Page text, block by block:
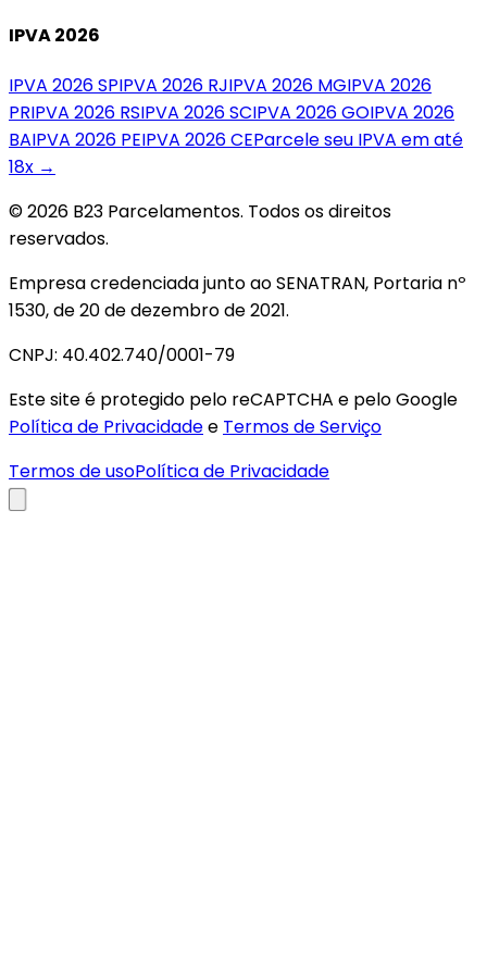
IPVA 2026
IPVA 2026SPIPVA 2026 RJIPVA 2026 MGIPVA 2026
PRIPVA 2026 RSIPVA 2026SCIPVA 2026GOIPVA 2026
BAIPVA 2026 PEIPVA 2026CEParcele seu IPVA em até
18x →
© 2026 B23 Parcelamentos. Todos os direitos
reservados.
Empresa credenciada junto ao SENATRAN, Portaria nº
1530, de 20 de dezembro de 2021.
CNPJ: 40.402.740/0001-79
Este site é protegido pelo reCAPTCHA e pelo Google
Política de Privacidadee Termos de Serviço
Termos de usoPolítica de Privacidade